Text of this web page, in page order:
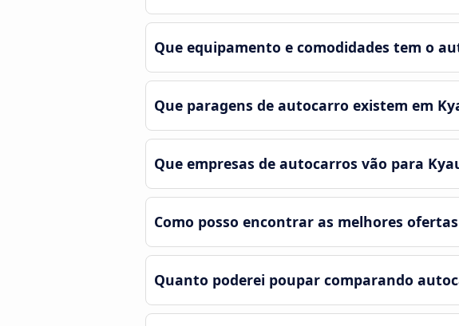
Que equipamento e comodidades tem o
Que paragens de autocarro existem em
Que empresas de autocarros vão para
Como posso encontrar as melhores
Quanto poderei poupar comparando